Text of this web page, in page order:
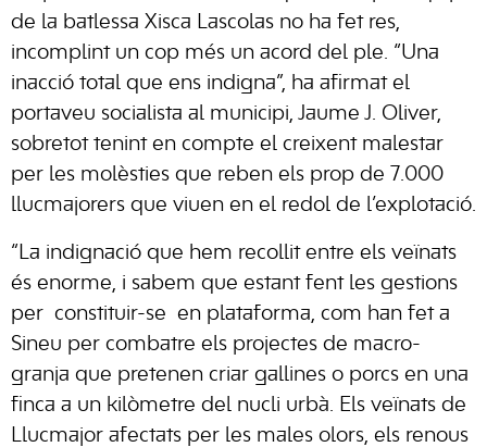
de la batlessa Xisca Lascolas no ha fet res,
incomplint un cop més un acord del ple. “Una
inacció total que ens indigna”, ha afirmat el
portaveu socialista al municipi, Jaume J. Oliver,
sobretot tenint en compte el creixent malestar
per les molèsties que reben els prop de 7.000
llucmajorers que viuen en el redol de l’explotació.
“La indignació que hem recollit entre els veïnats
és enorme, i sabem que estant fent les gestions
per constituir-se en plataforma, com han fet a
Sineu per combatre els projectes de macro-
granja que pretenen criar gallines o porcs en una
finca a un kilòmetre del nucli urbà. Els veïnats de
Llucmajor afectats per les males olors, els renous